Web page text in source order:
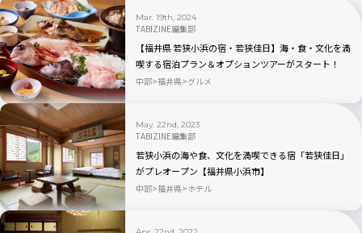
Mar. 19th, 2024
TABIZINE編集部
【福井県 若狭小浜の宿・若狭佳日】海・食・文化を満
喫する宿泊プラン＆オプションツアーがスタート！
中部 福井県 グルメ
May. 22nd, 2023
TABIZINE編集部
若狭小浜の海や食、文化を満喫できる宿「若狭佳日」
がプレオープン【福井県小浜市】
中部 福井県 ホテル